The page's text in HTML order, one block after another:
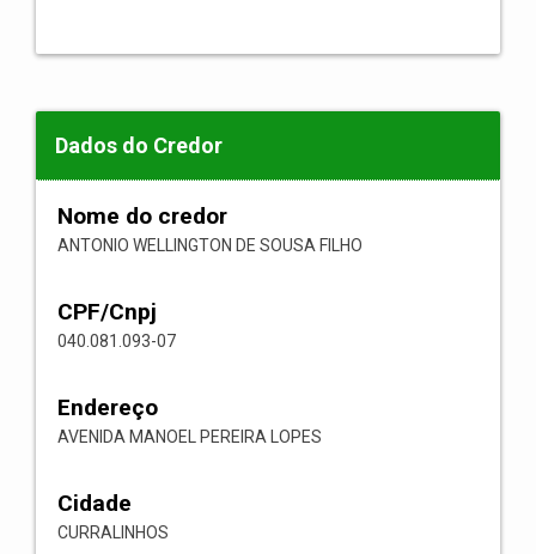
Dados do Credor
Nome do credor
ANTONIO WELLINGTON DE SOUSA FILHO
CPF/Cnpj
040.081.093-07
Endereço
AVENIDA MANOEL PEREIRA LOPES
Cidade
CURRALINHOS